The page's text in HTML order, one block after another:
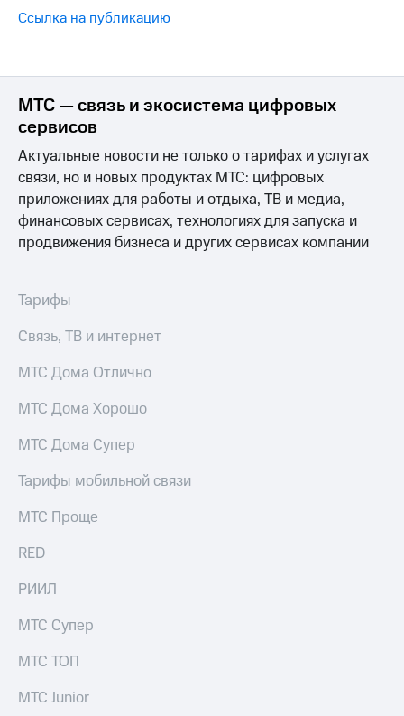
Ссылка на публикацию
МТС — связь и экосистема цифровых
сервисов
Актуальные новости не только о тарифах и услугах
связи, но и новых продуктах МТС: цифровых
приложениях для работы и отдыха, ТВ и медиа,
финансовых сервисах, технологиях для запуска и
продвижения бизнеса и других сервисах компании
Тарифы
Связь, ТВ и интернет
МТС Дома Отлично
МТС Дома Хорошо
МТС Дома Супер
Тарифы мобильной связи
МТС Проще
RED
РИИЛ
МТС Супер
МТС ТОП
МТС Junior